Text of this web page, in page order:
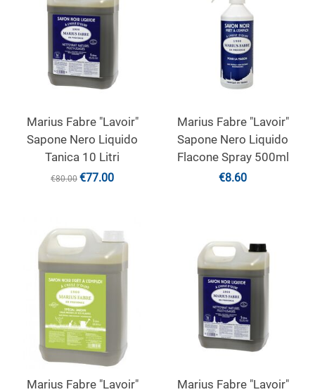
Marius Fabre "Lavoir"
Sapone Nero Liquido
Tanica 10 Litri
€80.00 €77.00
Marius Fabre "Lavoir"
Sapone Nero Liquido
Flacone Spray 500ml
€8.60
Marius Fabre "Lavoir"
Marius Fabre "Lavoir"